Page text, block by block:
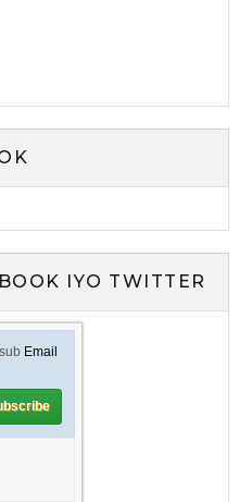
IYO TWITTER
Email